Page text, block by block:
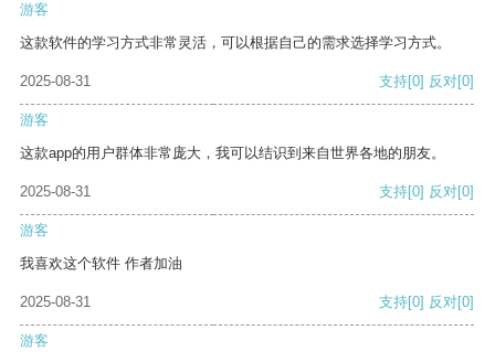
游客
这款软件的学习方式非常灵活，可以根据自己的需求选择学习方式。
2025-08-31 支持[0] 反对[0]
游客
这款app的用户群体非常庞大，我可以结识到来自世界各地的朋友。
2025-08-31 支持[0] 反对[0]
游客
我喜欢这个软件 作者加油
2025-08-31 支持[0] 反对[0]
游客